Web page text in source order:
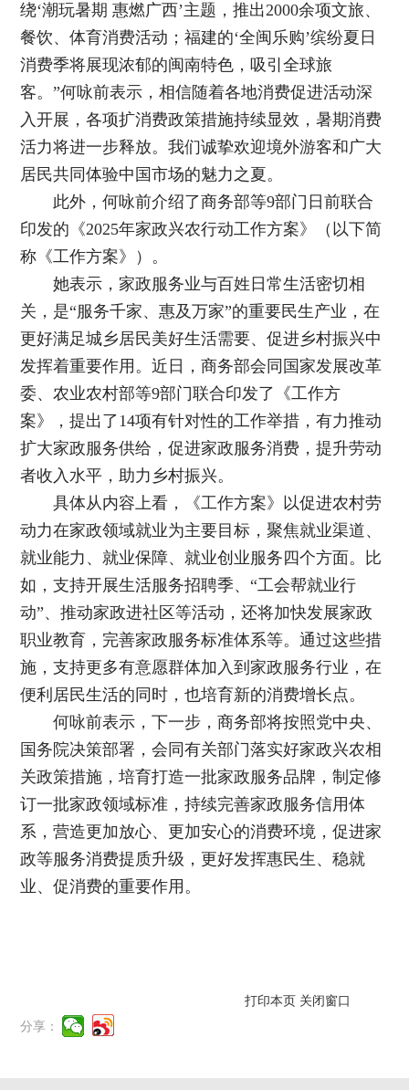
绕‘潮玩暑期 惠燃广西’主题，推出2000余项文旅、
餐饮、体育消费活动；福建的‘全闽乐购’缤纷夏日
消费季将展现浓郁的闽南特色，吸引全球旅
客。”何咏前表示，相信随着各地消费促进活动深
入开展，各项扩消费政策措施持续显效，暑期消费
活力将进一步释放。我们诚挚欢迎境外游客和广大
居民共同体验中国市场的魅力之夏。
此外，何咏前介绍了商务部等9部门日前联合
印发的《2025年家政兴农行动工作方案》（以下简
称《工作方案》）。
她表示，家政服务业与百姓日常生活密切相
关，是“服务千家、惠及万家”的重要民生产业，在
更好满足城乡居民美好生活需要、促进乡村振兴中
发挥着重要作用。近日，商务部会同国家发展改革
委、农业农村部等9部门联合印发了《工作方
案》，提出了14项有针对性的工作举措，有力推动
扩大家政服务供给，促进家政服务消费，提升劳动
者收入水平，助力乡村振兴。
具体从内容上看，《工作方案》以促进农村劳
动力在家政领域就业为主要目标，聚焦就业渠道、
就业能力、就业保障、就业创业服务四个方面。比
如，支持开展生活服务招聘季、“工会帮就业行
动”、推动家政进社区等活动，还将加快发展家政
职业教育，完善家政服务标准体系等。通过这些措
施，支持更多有意愿群体加入到家政服务行业，在
便利居民生活的同时，也培育新的消费增长点。
何咏前表示，下一步，商务部将按照党中央、
国务院决策部署，会同有关部门落实好家政兴农相
关政策措施，培育打造一批家政服务品牌，制定修
订一批家政领域标准，持续完善家政服务信用体
系，营造更加放心、更加安心的消费环境，促进家
政等服务消费提质升级，更好发挥惠民生、稳就
业、促消费的重要作用。
打印本页 关闭窗口
分享：